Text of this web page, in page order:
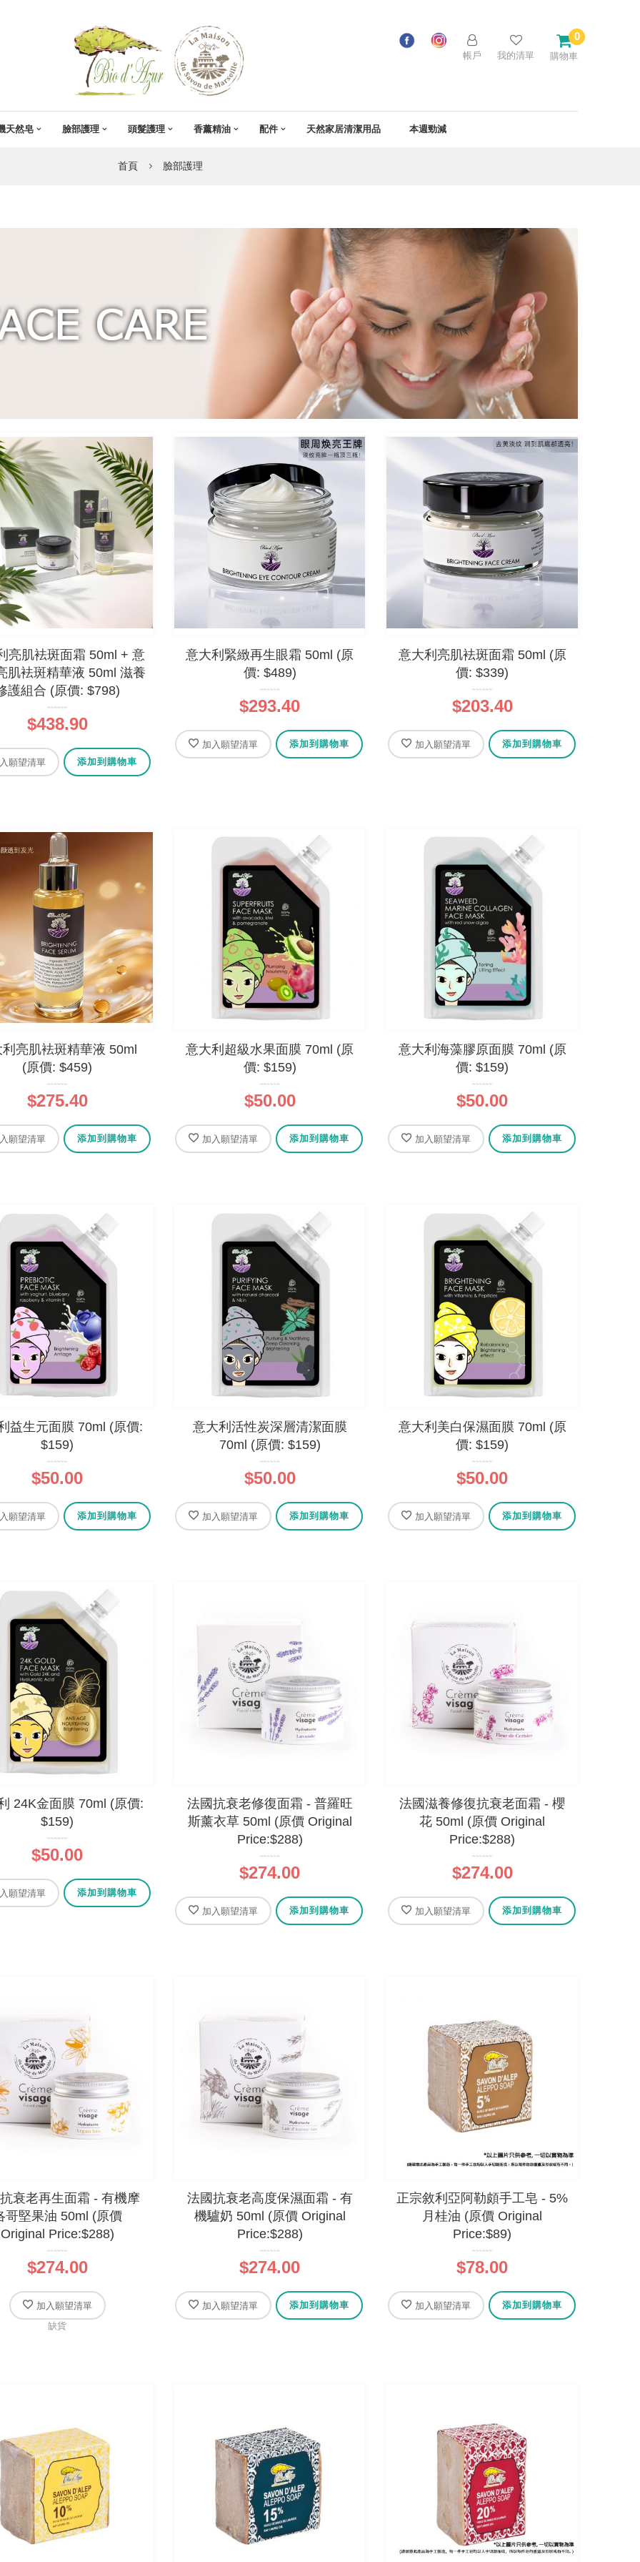
0
購物車
我的清單
帳戶
天然皂 臉部護理 頭髮護理 香薰精油 配件 天然家居清潔用品 本週勁減
首頁 臉部護理
亮肌袪斑面霜 50ml + 意
肌袪斑精華液 50ml 滋養
護組合 (原價: $798)
$438.90
願望清單 添加到購物車
意大利緊緻再生眼霜 50ml (原
價: $489)
$293.40
加入願望清單 添加到購物車
意大利亮肌袪斑面霜 50ml (原
價: $339)
$203.40
加入願望清單 添加到購物車
亮肌袪斑精華液 50ml
(原價: $459)
$275.40
願望清單 添加到購物車
意大利超級水果面膜 70ml (原
價: $159)
$50.00
加入願望清單 添加到購物車
意大利海藻膠原面膜 70ml (原
價: $159)
$50.00
加入願望清單 添加到購物車
益生元面膜 70ml (原價:
$159)
$50.00
願望清單 添加到購物車
意大利活性炭深層清潔面膜
70ml (原價: $159)
$50.00
加入願望清單 添加到購物車
意大利美白保濕面膜 70ml (原
價: $159)
$50.00
加入願望清單 添加到購物車
24K金面膜 70ml (原價:
$159)
$50.00
願望清單 添加到購物車
法國抗衰老修復面霜 - 普羅旺
斯薰衣草 50ml (原價 Original
Price:$288)
$274.00
加入願望清單 添加到購物車
法國滋養修復抗衰老面霜 - 櫻
花 50ml (原價 Original
Price:$288)
$274.00
加入願望清單 添加到購物車
衰老再生面霜 - 有機摩
哥堅果油 50ml (原價
Original Price:$288)
$274.00
加入願望清單
缺貨
法國抗衰老高度保濕面霜 - 有
機驢奶 50ml (原價 Original
Price:$288)
$274.00
加入願望清單 添加到購物車
正宗敘利亞阿勒頗手工皂 - 5%
月桂油 (原價 Original
Price:$89)
$78.00
加入願望清單 添加到購物車
機橄欖油乳木果皂 - 鈴蘭
0%
$69.00
法國有機橄欖油乳木果皂 - 摩洛
哥堅果油
$69.00
法國有機橄欖油乳木果皂 - 蓮花
$69.00